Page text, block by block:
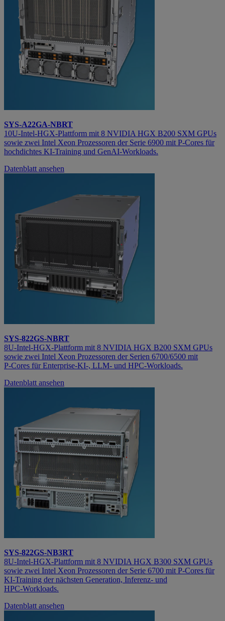
SYS-A22GA-NBRT
10U‑Intel‑HGX‑Plattform mit 8 NVIDIA HGX B200 SXM GPUs
sowie zwei Intel Xeon Prozessoren der Serie 6900 mit P‑Cores für
hochdichtes KI‑Training und GenAI‑Workloads.
Datenblatt ansehen
SYS-822GS-NBRT
8U‑Intel‑HGX‑Plattform mit 8 NVIDIA HGX B200 SXM GPUs
sowie zwei Intel Xeon Prozessoren der Serien 6700/6500 mit
P‑Cores für Enterprise‑KI‑, LLM‑ und HPC‑Workloads.
Datenblatt ansehen
SYS-822GS-NB3RT
8U‑Intel‑HGX‑Plattform mit 8 NVIDIA HGX B300 SXM GPUs
sowie zwei Intel Xeon Prozessoren der Serie 6700 mit P‑Cores für
KI‑Training der nächsten Generation, Inferenz‑ und
HPC‑Workloads.
Datenblatt ansehen